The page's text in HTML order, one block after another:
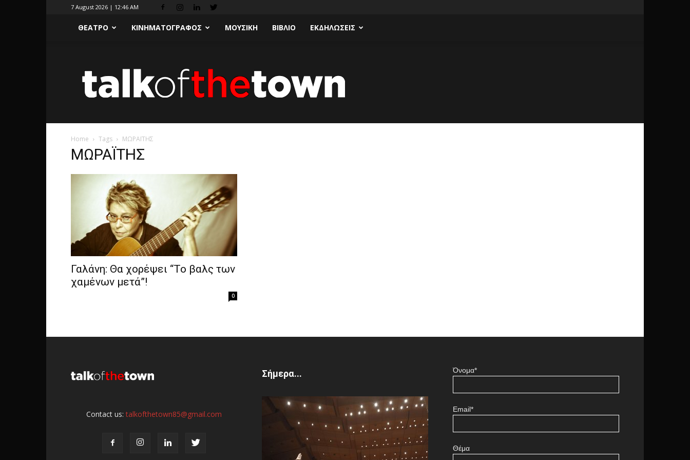
7 August 2026 | 12:46 AM
ΘΕΑΤΡΟ ΚΙΝΗΜΑΤΟΓΡΑΦΟΣ ΜΟΥΣΙΚΗ ΒΙΒΛΙΟ ΕΚΔΗΛΩΣΕΙΣ
Town
Home Tags ΜΩΡΑΪΤΗΣ
ΜΩΡΑΪΤΗΣ
Γαλάνη: Θα χορέψει “Το βαλς των
χαμένων μετά”!
0
Contact us:talkofthetown85@gmail.com
Σήμερα... Όνομα*
Email*
Θέμα